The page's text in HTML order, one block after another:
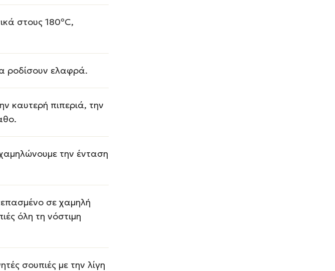
στους 180ºC,
ροδίσουν ελαφρά.
καυτερή πιπεριά, την
την ένταση
σε χαμηλή
όλη τη νόστιμη
σουπιές με την λίγη